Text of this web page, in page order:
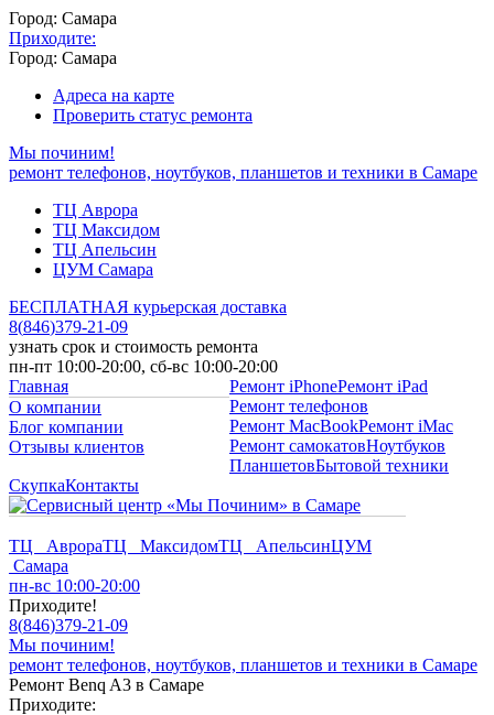
Город: Самара
Приходите:
Город: Самара
Адреса на карте
Проверить статус ремонта
Мы починим!
ремонт телефонов, ноутбуков, планшетов и техники в Самаре
ТЦ Аврора
ТЦ Максидом
ТЦ Апельсин
ЦУМ Самара
БЕСПЛАТНАЯ курьерская доставка
8(846)379-21-09
узнать срок и стоимость ремонта
пн-пт 10:00-20:00, сб-вс 10:00-20:00
Главная
О компании
Блог компании
Отзывы клиентов
Ремонт iPhoneРемонт iPad
Ремонт телефонов
Ремонт MacBookРемонт iMac
Ремонт самокатовНоутбуков
ПланшетовБытовой техники
СкупкаКонтакты
ТЦ АврораТЦ МаксидомТЦ АпельсинЦУМ
Самара
пн-вс 10:00-20:00
Приходите!
8(846)379-21-09
Мы починим!
ремонт телефонов, ноутбуков, планшетов и техники в Самаре
Ремонт Benq A3 в Самаре
Приходите: